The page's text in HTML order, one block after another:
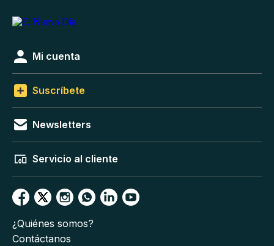
Mi cuenta
Suscríbete
Newsletters
Servicio al cliente
¿Quiénes somos?
Contáctanos